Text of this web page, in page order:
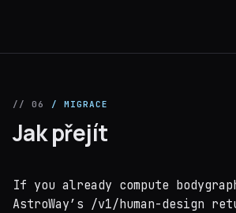
// 06 / MIGRACE
Jak přejít
If you already compute
AstroWay’s /v1/human-design